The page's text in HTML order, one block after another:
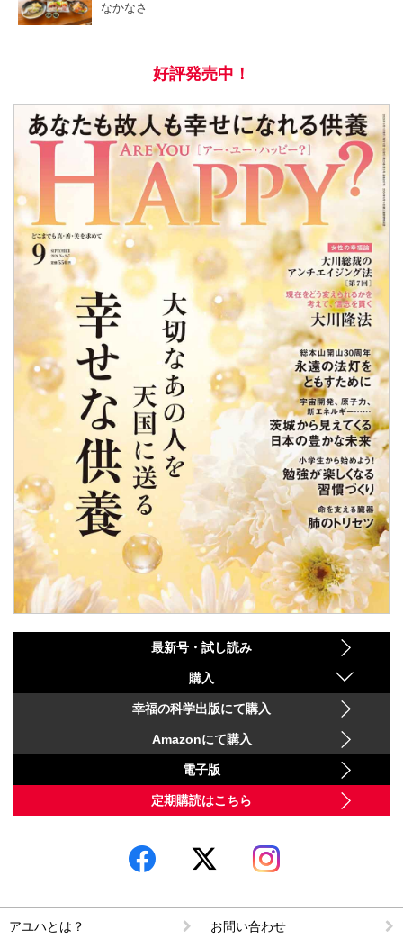
なかなさ
好評発売中！
最新号・試し読み
購入
幸福の科学出版にて購入
Amazonにて購入
電子版
定期購読はこちら
アユハとは？ お問い合わせ